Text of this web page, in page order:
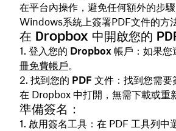
在平台內操作，避免任何額外的步
Windows系統上簽署PDF文件的方
在 Dropbox 中開啟您的
登入您的 Dropbox 帳戶 ：如果您
冊免費帳戶。
找到您的 PDF 文件：找到您需
在 Dropbox 中打開，無需下載或重
準備簽名：
啟用簽名工具：在 PDF 工具列中